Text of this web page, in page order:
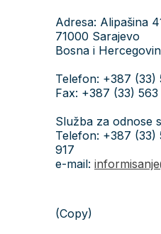
Adresa: Alipašina
71000 Sarajevo
Bosna i
Telefon: +387 (33)
Fax: +387 (33) 563
Služba za odnose
Telefon: +387 (33)
917
e-mail:
(Copy)